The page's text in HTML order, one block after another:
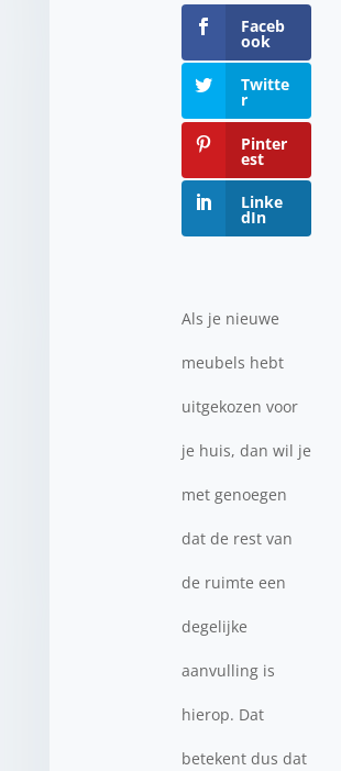
Faceb
ook
Twitte
r
Pinter
est
Linke
dIn
Als je nieuwe
meubels hebt
uitgekozen voor
je huis, dan wil je
met genoegen
dat de rest van
de ruimte een
degelijke
aanvulling is
hierop. Dat
betekent dus dat